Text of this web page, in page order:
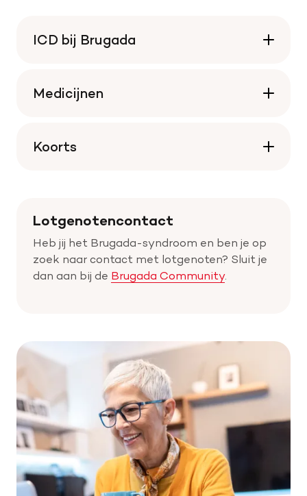
ICD bij Brugada
Medicijnen
Koorts
Lotgenotencontact
Heb jij het Brugada-syndroom en ben je op
zoek naar contact met lotgenoten? Sluit je
dan aan bij de Brugada Community.